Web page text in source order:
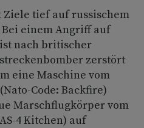
tief auf russischem
einem Angriff auf
nach britischer
zerstört
eine Maschine vom
Code: Backfire)
Marschflugkörper vom
4 Kitchen) auf